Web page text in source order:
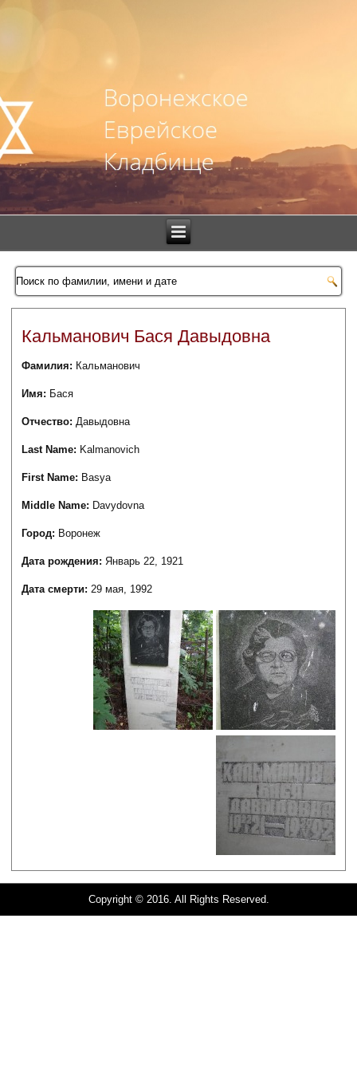
Кальманович Бася Давыдовна
Фамилия: Кальманович
Имя: Бася
Отчество:Давыдовна
Last Name: Kalmanovich
First Name: Basya
Middle Name: Davydovna
Город: Воронеж
Дата рождения:Январь 22, 1921
Дата смерти:29 мая, 1992
Copyright © 2016. All Rights Reserved.